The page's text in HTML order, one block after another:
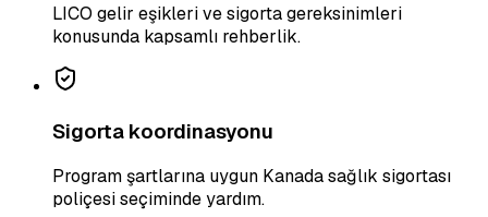
LICO gelir eşikleri ve sigorta gereksinimleri
konusunda kapsamlı rehberlik.
Sigorta koordinasyonu
Program şartlarına uygun Kanada sağlık sigortası
poliçesi seçiminde yardım.